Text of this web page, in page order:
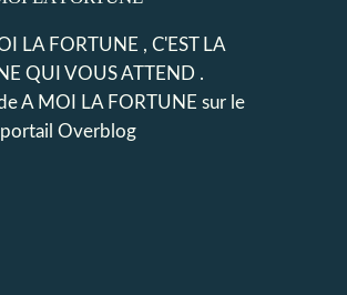
LA FORTUNE , C'EST LA
QUI VOUS ATTEND .
A MOI LA FORTUNE sur le
portail Overblog